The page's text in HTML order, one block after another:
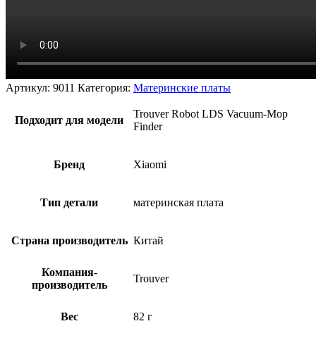
Артикул: 9011 Категория: Материнские платы
Подходит для модели
Trouver Robot LDS Vacuum-Mop
Finder
Бренд Xiaomi
Тип детали материнская плата
Страна производитель Китай
Компания-
производитель
Trouver
Вес 82 г